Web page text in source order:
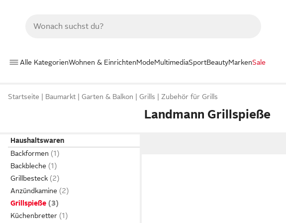
Alle KategorienWohnen & EinrichtenModeMultimediaSportBeautyMarkenSale
Startseite Baumarkt Garten & Balkon Grills Zubehör für Grills
Landmann Grillspieße
Haushaltswaren
Backformen
Backbleche
Grillbesteck
Anzündkamine
Grillspieße
Küchenbretter